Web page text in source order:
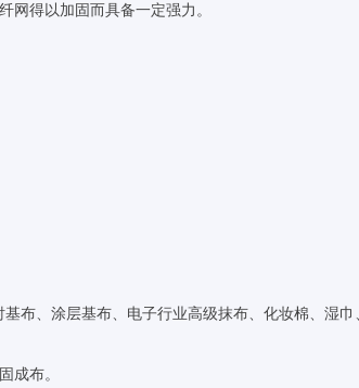
网得以加固而具备一定强力。
布、涂层基布、电子行业高级抹布、化妆棉、湿巾
成布。